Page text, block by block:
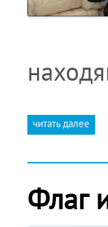
читать далее
Флаг